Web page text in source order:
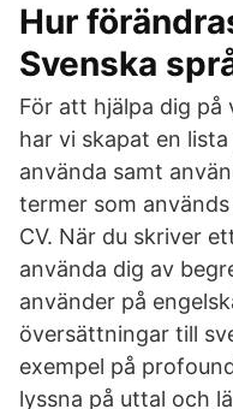
Hur
Svenska
För att hjälpa dig på
har vi skapat en
använda samt
termer som
CV. När du skriver
använda dig av
använder på
översättningar till
exempel på
lyssna på uttal och